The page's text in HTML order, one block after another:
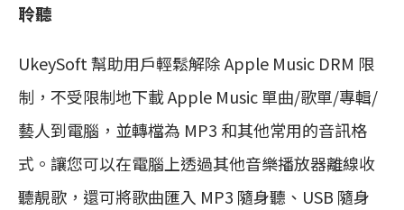
聆聽
UkeySoft 幫助用戶輕鬆解除 Apple Music DRM 限
制，不受限制地下載 Apple Music 單曲/歌單/專輯/
藝人到電腦，並轉檔為 MP3 和其他常用的音訊格
式。讓您可以在電腦上透過其他音樂播放器離線收
聽靚歌，還可將歌曲匯入 MP3 隨身聽、USB 隨身